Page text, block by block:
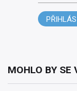
MOHLO BY SE